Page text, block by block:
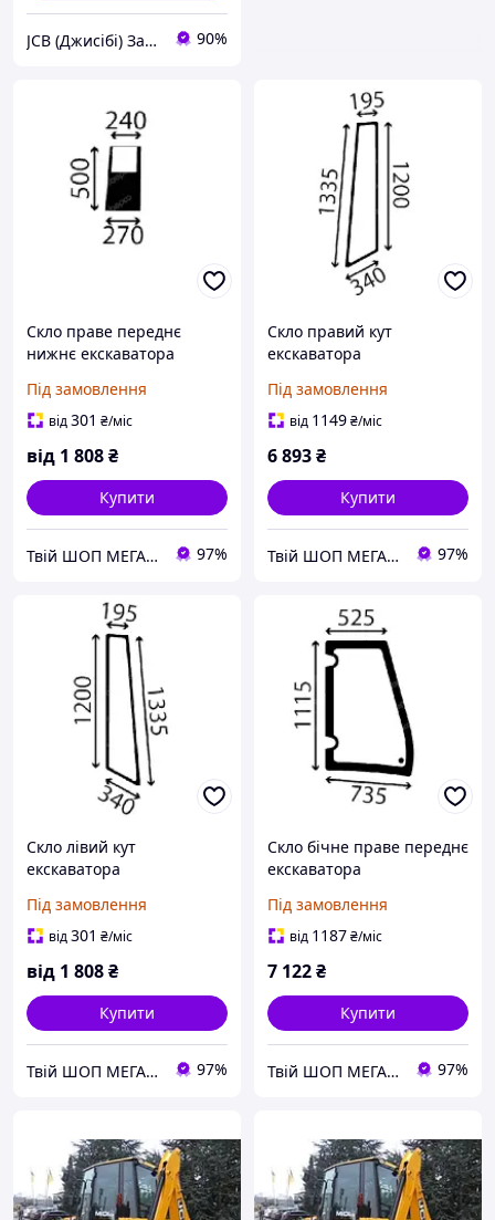
JCB (Джисібі) Запчастини - Сервіс - Ремонт спецтехніки 90%
Скло праве переднє
нижнє екскаватора
CX
Під замовлення
від301 ₴/міс
від 1 808₴
Купити
Твій ШОП МЕГА корисних речей "Механік" 97%
Скло правий кут
екскаватора
CX
Під замовлення
від 1149₴/міс
6 893₴
Купити
Твій ШОП МЕГА корисних речей "Механік" 97%
Скло лівий кут
екскаватора
CX
Під замовлення
від301 ₴/міс
від 1 808₴
Купити
Твій ШОП МЕГА корисних речей "Механік" 97%
Скло бічне праве переднє
екскаватора
CX
Під замовлення
від 1187₴/міс
7 122₴
Купити
Твій ШОП МЕГА корисних речей "Механік" 97%